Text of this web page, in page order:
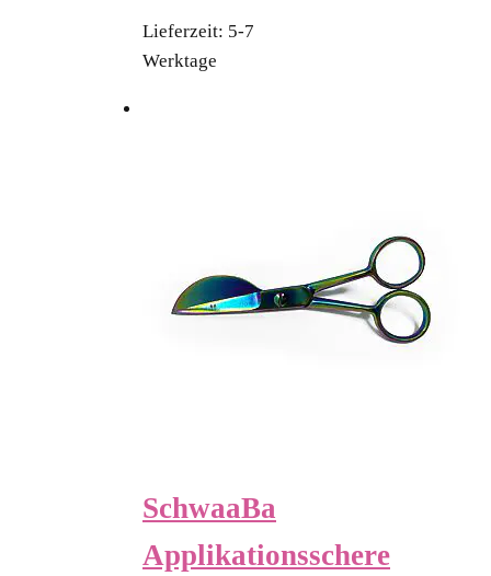
Lieferzeit: 5-7
Werktage
SchwaaBa
Applikationsschere